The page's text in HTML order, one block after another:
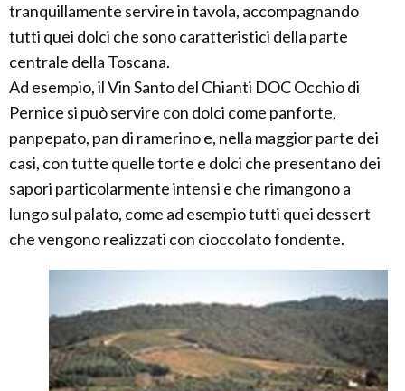
tranquillamente servire in tavola, accompagnando
tutti quei dolci che sono caratteristici della parte
centrale della Toscana.
Ad esempio, il Vin Santo del Chianti DOC Occhio di
Pernice si può servire con dolci come panforte,
panpepato, pan di ramerino e, nella maggior parte dei
casi, con tutte quelle torte e dolci che presentano dei
sapori particolarmente intensi e che rimangono a
lungo sul palato, come ad esempio tutti quei dessert
che vengono realizzati con cioccolato fondente.